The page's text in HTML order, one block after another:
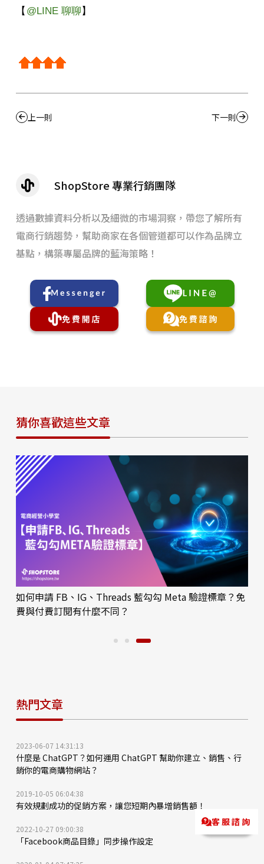
【 @LINE 聊聊 】
上一則 下一則
ShopStore 專業行銷團隊
透過數據資料分析以及細微的市場洞察，帶您了解所有
電商行銷趨勢，幫助商家在各個管道都可以作為品牌立
基點，構築專屬品牌的藍海策略！
猜你喜歡這些文章
如何申請 FB、IG、Threads 藍勾勾 Meta 驗證標章？免
費與付費訂閱有什麼不同？
熱門文章
2023-06-07 14:31:13
什麼是 ChatGPT？如何運用 ChatGPT 幫助你建立、銷售、行
銷你的電商購物網站？
2019-10-05 06:04:38
有效規劃成功的促銷方案，讓您短期內暴增銷售額！
2022-10-27 09:00:38
「Facebook商品目錄」同步操作設定
客服諮詢
Messenger
LINE@